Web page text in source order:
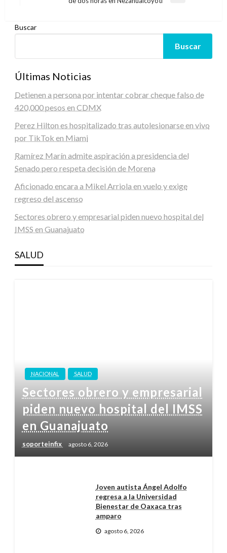
Buscar
Buscar
Últimas Noticias
Detienen a persona por intentar cobrar cheque falso de
420,000 pesos en CDMX
Perez Hilton es hospitalizado tras autolesionarse en vivo
por TikTok en Miami
Ramírez Marín admite aspiración a presidencia del
Senado pero respeta decisión de Morena
Aficionado encara a Mikel Arriola en vuelo y exige
regreso del ascenso
Sectores obrero y empresarial piden nuevo hospital del
IMSS en Guanajuato
SALUD
NACIONAL SALUD
Sectores obrero y empresarial
piden nuevo hospital del IMSS
en Guanajuato
soporteinfix agosto 6, 2026
Joven autista Ángel Adolfo
regresa a la Universidad
Bienestar de Oaxaca tras
amparo
agosto 6, 2026